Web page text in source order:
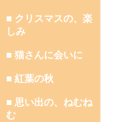
■ クリスマスの、楽
しみ
■ 猫さんに会いに
■ 紅葉の秋
■ 思い出の、ねむね
む